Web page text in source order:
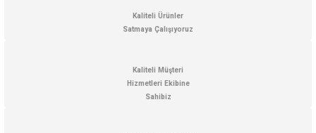
Kaliteli Ürünler
Satmaya Çalışıyoruz
Kaliteli Müşteri
Hizmetleri Ekibine
Sahibiz